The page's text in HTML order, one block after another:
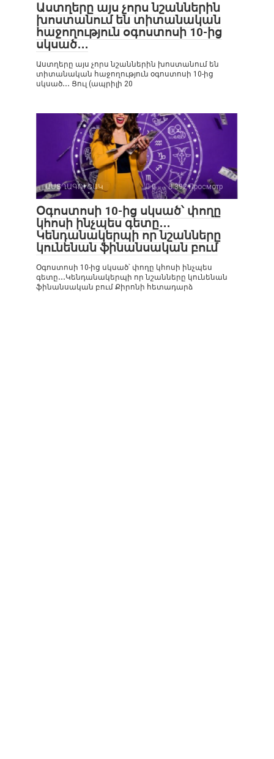
Աստղերը այս չորս նշաններին
խոստանում են տիտանական
հաջողություն օգոստոսի 10-ից
սկսած․․․
Աստղերը այս չորս նշաններին խոստանում են
տիտանական հաջողություն օգոստոսի 10-ից
սկսած․․․ Ցուլ (ապրիլի 20
ԱՍՏՂԱԳՈՒՇԱԿ 0 392 Просмотр
Օգոստոսի 10-ից սկսած՝ փողը
կհոսի ինչպես գետը․․․
Կենդանակերպի որ նշանները
կունենան ֆինանսական բում
Օգոստոսի 10-ից սկսած՝ փողը կհոսի ինչպես
գետը․․․Կենդանակերպի որ նշանները կունենան
ֆինանսական բում Քիրոնի հետադարձ